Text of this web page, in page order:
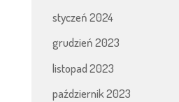
styczeń 2024
grudzień 2023
listopad 2023
październik 2023